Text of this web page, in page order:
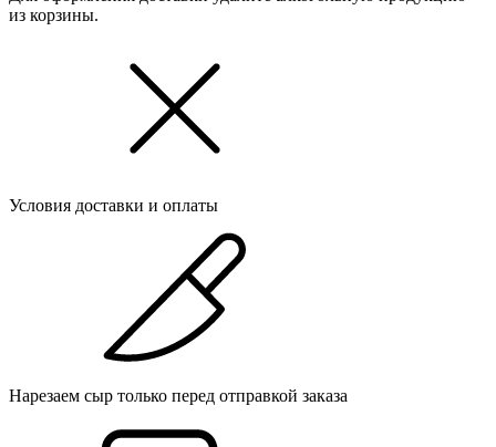
из корзины.
Условия доставки и оплаты
Нарезаем сыр только перед отправкой заказа